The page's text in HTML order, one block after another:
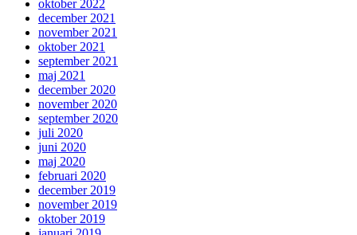
oktober 2022
december 2021
november 2021
oktober 2021
september 2021
maj 2021
december 2020
november 2020
september 2020
juli 2020
juni 2020
maj 2020
februari 2020
december 2019
november 2019
oktober 2019